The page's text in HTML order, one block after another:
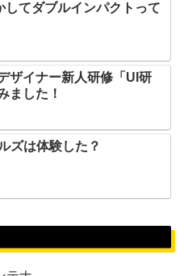
してダブルインパクトって
ザイナー新人研修「UI研
ました！
ズは体験した？